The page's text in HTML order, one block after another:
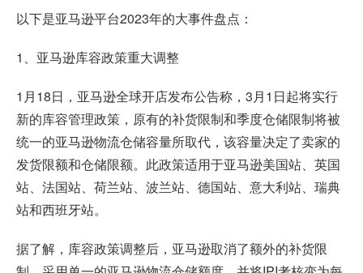
以下是亚马逊平台2023年的大事件盘点：
1、亚马逊库容政策重大调整
1月18日，亚马逊全球开店发布公告称，3月1日起将实行
新的库容管理政策，原有的补货限制和季度仓储限制将被
统一的亚马逊物流仓储容量所取代，该容量决定了卖家的
发货限额和仓储限额。此政策适用于亚马逊美国站、英国
站、法国站、荷兰站、波兰站、德国站、意大利站、瑞典
站和西班牙站。
据了解，库容政策调整后，亚马逊取消了额外的补货限